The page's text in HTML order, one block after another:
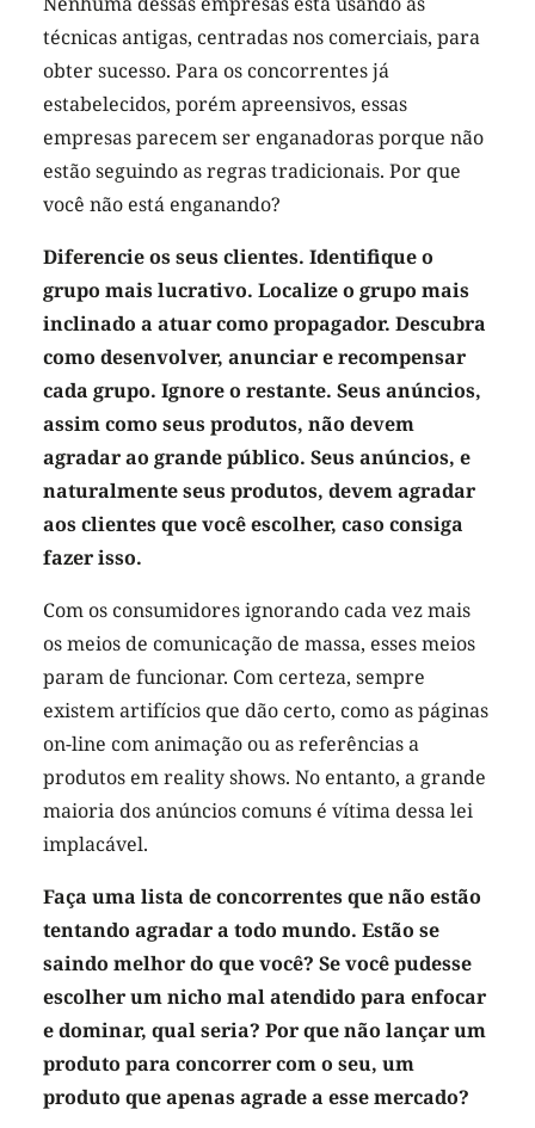
técnicas antigas, centradas nos comerciais, para
obter sucesso. Para os concorrentes já
estabelecidos, porém apreensivos, essas
empresas parecem ser enganadoras porque não
estão seguindo as regras tradicionais. Por que
você não está enganando?
Diferencie os seus clientes. Identifique o
grupo mais lucrativo. Localize o grupo mais
inclinado a atuar como propagador. Descubra
como desenvolver, anunciar e recompensar
cada grupo. Ignore o restante. Seus anúncios,
assim como seus produtos, não devem
agradar ao grande público. Seus anúncios, e
naturalmente seus produtos, devem agradar
aos clientes que você escolher, caso consiga
fazer isso.
Com os consumidores ignorando cada vez mais
os meios de comunicação de massa, esses meios
param de funcionar. Com certeza, sempre
existem artifícios que dão certo, como as páginas
on-line com animação ou as referências a
produtos em reality shows. No entanto, a grande
maioria dos anúncios comuns é vítima dessa lei
implacável.
Faça uma lista de concorrentes que não estão
tentando agradar a todo mundo. Estão se
saindo melhor do que você? Se você pudesse
escolher um nicho mal atendido para enfocar
e dominar, qual seria? Por que não lançar um
produto para concorrer com o seu, um
produto que apenas agrade a esse mercado?